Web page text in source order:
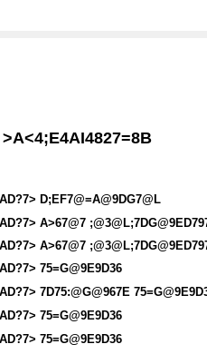
>A<4;E4AI4827=8B
D;EF7@=A@9DG7@L
A>67@7
A>67@7
75=G@9E9D36
7D75:@G@967E
75=G@9E9D36
75=G@9E9D36